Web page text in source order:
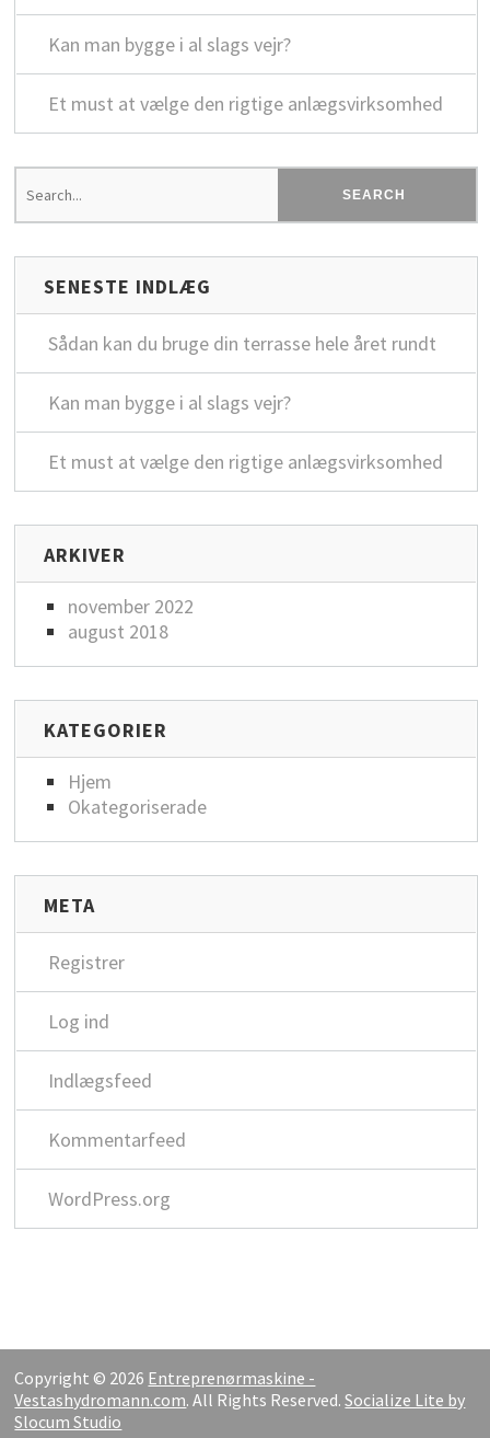
Kan man bygge i al slags vejr?
Et must at vælge den rigtige anlægsvirksomhed
SENESTE INDLÆG
Sådan kan du bruge din terrasse hele året rundt
Kan man bygge i al slags vejr?
Et must at vælge den rigtige anlægsvirksomhed
ARKIVER
november 2022
august 2018
KATEGORIER
Hjem
Okategoriserade
META
Registrer
Log ind
Indlægsfeed
Kommentarfeed
WordPress.org
Copyright © 2026 Entreprenørmaskine -
Vestashydromann.com. All Rights Reserved.Socialize Lite by
Slocum Studio